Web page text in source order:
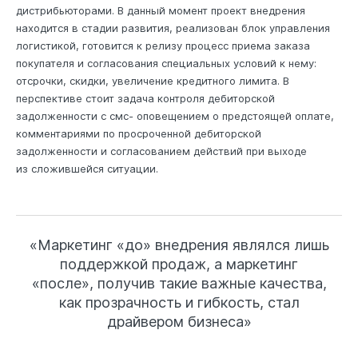
дистрибьюторами. В данный момент проект внедрения
находится в стадии развития, реализован блок управления
логистикой, готовится к релизу процесс приема заказа
покупателя и согласования специальных условий к нему:
отсрочки, скидки, увеличение кредитного лимита. В
перспективе стоит задача контроля дебиторской
задолженности с смс- оповещением о предстоящей оплате,
комментариями по просроченной дебиторской
задолженности и согласованием действий при выходе
из сложившейся ситуации.
«Маркетинг «до» внедрения являлся лишь
поддержкой продаж, а маркетинг
«после», получив такие важные качества,
как прозрачность и гибкость, стал
драйвером бизнеса»